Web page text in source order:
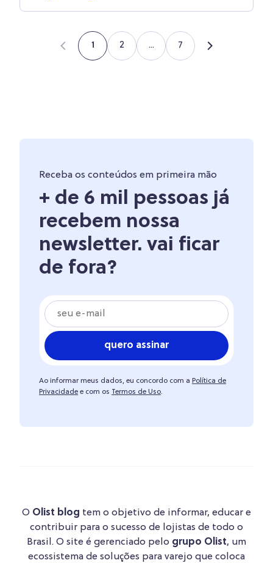
1 2 ... 7
Receba os conteúdos em primeira mão
+ de 6 mil pessoas já
recebem nossa
newsletter. vai ficar
de fora?
quero assinar
Ao informar meus dados, eu concordo com a Política de
Privacidade e com os Termos de Uso.
O Olist blog tem o objetivo de informar, educar e
contribuir para o sucesso de lojistas de todo o
Brasil. O site é gerenciado pelo grupo Olist, um
ecossistema de soluções para varejo que coloca